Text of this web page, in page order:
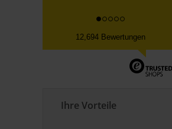
12,694 Bewertungen
Ihre Vorteile